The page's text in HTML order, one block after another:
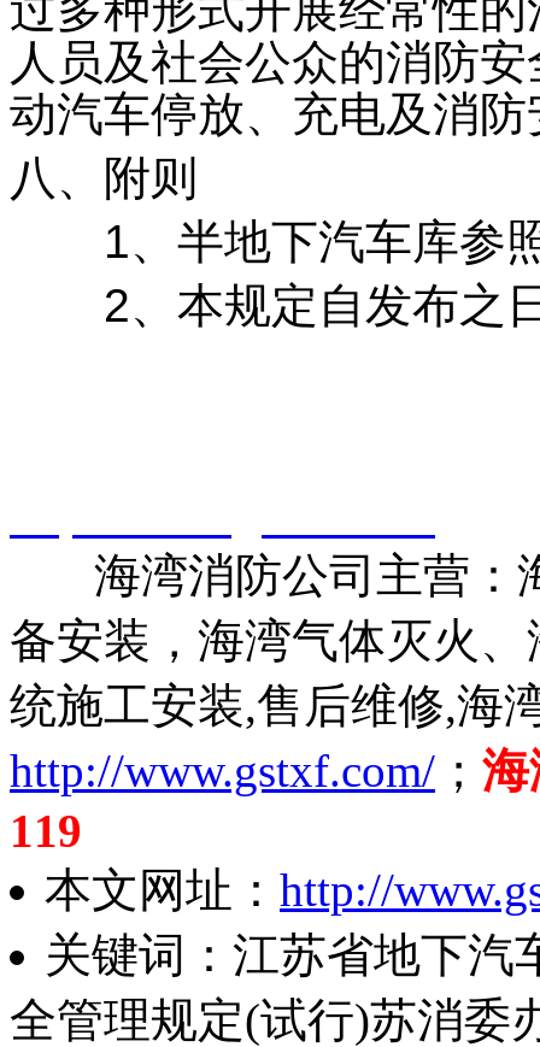
人员及社会公众的消防
动汽车停放、充电及消
八、附则
1、半地下汽车库参
2、本规定自发布之
海湾消防公司主营：
备安装，海湾气体灭火
统施工安装,售后维修,海
http://www.gstxf.com/ ； 海
119
本文网址： http://
关键词：江苏省地下汽
全管理规定(试行)苏消委